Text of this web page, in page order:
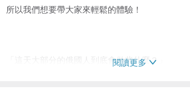
所以我們想要帶大家來輕鬆的體驗！
「這天大部分的俄國人到底會做些什麼？」
閱讀更多